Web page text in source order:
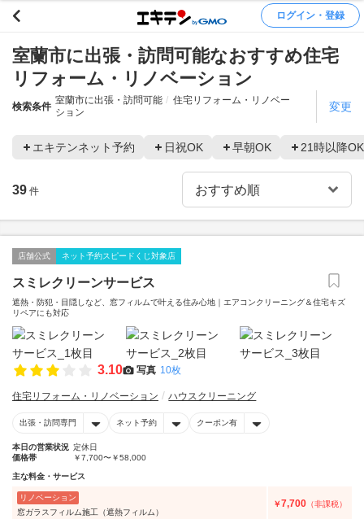
ログイン・登録
室蘭市に出張・訪問可能なおすすめ住宅
リフォーム・リノベーション
検索条件
室蘭市に出張・訪問可能
住宅リフォーム・リノベー
ション
変更
エキテンネット予約 日祝OK 早朝OK 21時以降OK
39 件
店舗公式 ネット予約スピードくじ対象店
スミレクリーンサービス
遮熱・防犯・目隠しなど、窓フィルムで叶える住み心地｜エアコンクリーニング＆住宅キズ
リペアにも対応
3.10 写真 10枚
住宅リフォーム・リノベーション ハウスクリーニング
出張・訪問専門 ネット予約 クーポン有
本日の営業状況 定休日
価格帯
￥7,700〜￥58,000
主な料金・サービス
リノベーション
窓ガラスフィルム施工（遮熱フィルム）
￥7,700 （非課税）